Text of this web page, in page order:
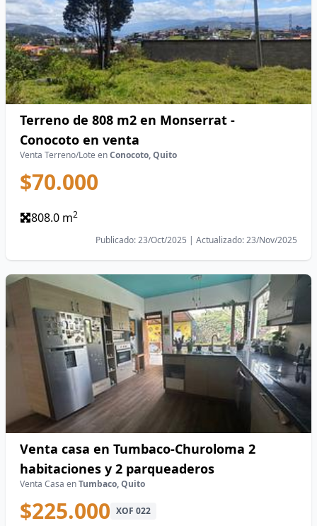
Terreno de 808 m2 en Monserrat -
Conocoto en venta
Venta Terreno/Lote enConocoto, Quito
$70.000
808.0 m2
Publicado: 23/Oct/2025 | Actualizado: 23/Nov/2025
Venta casa en Tumbaco-Churoloma 2
habitaciones y 2 parqueaderos
Venta Casa enTumbaco, Quito
$225.000 XOF 022